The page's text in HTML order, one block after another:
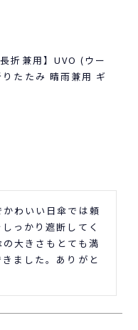
折兼用】UVO (ウー
たたみ 晴雨兼用 ギ
わいい日傘では頼
っかり遮断してく
大きさもとても満
ました。ありがと